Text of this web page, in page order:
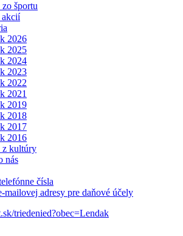
športu
akcií
2026
2025
2024
2023
2022
2021
2019
2018
2017
2016
kultúry
nás
čísla
mailovej adresy pre daňové účely
triedenied?obec=Lendak